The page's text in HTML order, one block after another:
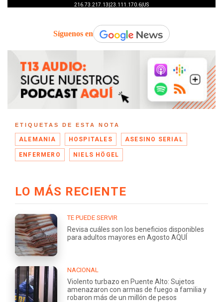
Síguenos en
ETIQUETAS DE ESTA NOTA
ALEMANIA HOSPITALES ASESINO SERIAL
ENFERMERO NIELS HÖGEL
LO MÁS RECIENTE
TE PUEDE SERVIR
Revisa cuáles son los beneficios disponibles
para adultos mayores en Agosto AQUÍ
NACIONAL
Violento turbazo en Puente Alto: Sujetos
amenazaron con armas de fuego a familia y
robaron más de un millón de pesos